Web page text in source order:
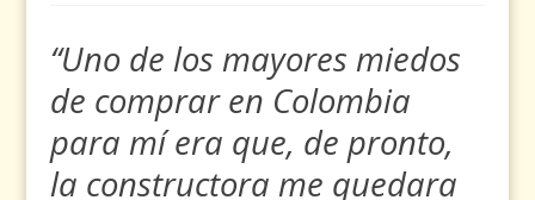
“Uno de los mayores miedos
de comprar en Colombia
para mí era que, de pronto,
la constructora me quedara